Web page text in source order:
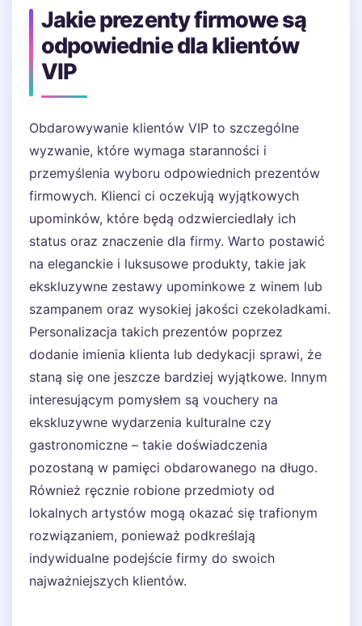
Jakie prezenty firmowe są
odpowiednie dla klientów
VIP
Obdarowywanie klientów VIP to szczególne
wyzwanie, które wymaga staranności i
przemyślenia wyboru odpowiednich prezentów
firmowych. Klienci ci oczekują wyjątkowych
upominków, które będą odzwierciedlały ich
status oraz znaczenie dla firmy. Warto postawić
na eleganckie i luksusowe produkty, takie jak
ekskluzywne zestawy upominkowe z winem lub
szampanem oraz wysokiej jakości czekoladkami.
Personalizacja takich prezentów poprzez
dodanie imienia klienta lub dedykacji sprawi, że
staną się one jeszcze bardziej wyjątkowe. Innym
interesującym pomysłem są vouchery na
ekskluzywne wydarzenia kulturalne czy
gastronomiczne – takie doświadczenia
pozostaną w pamięci obdarowanego na długo.
Również ręcznie robione przedmioty od
lokalnych artystów mogą okazać się trafionym
rozwiązaniem, ponieważ podkreślają
indywidualne podejście firmy do swoich
najważniejszych klientów.